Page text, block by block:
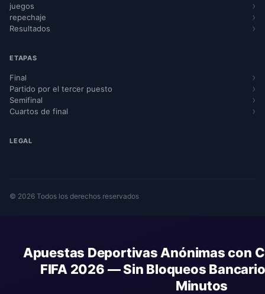
juegos
repechaje
Resultados
ETAPAS
Final
Partido por el tercer puesto
Semifinal
Cuartos de final
LEGAL
© 2026 Todos los derechos reservados
Apuestas Deportivas Anónimas con
FIFA 2026 — Sin Bloqueos
Minutos